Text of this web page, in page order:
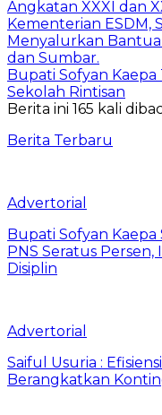
Angkatan XXXI dan
Kementerian ESDM,
Menyalurkan
dan Sumbar.
Bupati Sofyan
Sekolah Rintisan
Berita ini 165 kali
Berita Terbaru
Advertorial
Bupati Sofyan Kaepa
PNS Seratus Persen,
Disiplin
Advertorial
Saiful Usuria :
Berangkatkan